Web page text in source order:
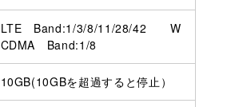
LTE Band:1/3/8/11/28/42 W
CDMA Band:1/8
10GB(10GBを超過すると停止）